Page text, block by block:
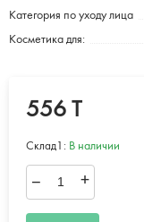
Категория по уходу лица
Косметика для:
556 T
Склад1: В наличии
– +